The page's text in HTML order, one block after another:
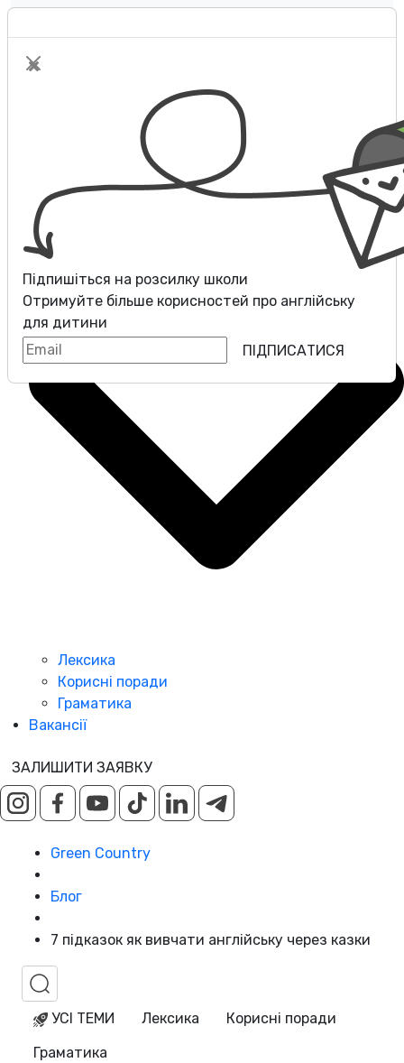
Розмовні клуби
Блог
Лексика
Корисні поради
Граматика
Вакансії
ЗАЛИШИТИ ЗАЯВКУ
Green Country
Блог
7 підказок як вивчати англійську через казки
УСІ ТЕМИ Лексика
Корисні поради
Граматика
Підпишіться на розсилку школи
Отримуйте більше корисностей про англійську
для дитини
ПІДПИСАТИСЯ